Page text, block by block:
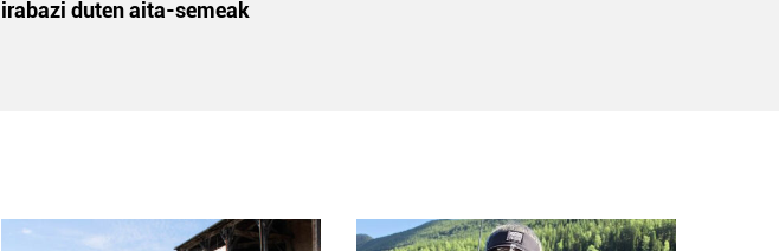
irabazi duten aita-semeak